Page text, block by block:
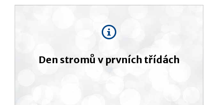
Den stromů v prvních třídách